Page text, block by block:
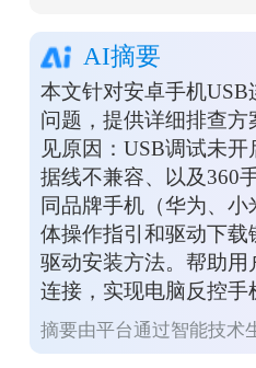
AI摘要
本文针对安卓手机
问题，提供详细排查方
见原因：USB调试未
据线不兼容、以及360
同品牌手机（华为、
体操作指引和驱动下载
驱动安装方法。帮助
连接，实现电脑反控手
摘要由平台通过智能技术